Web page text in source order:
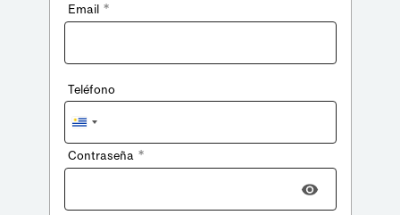
Email *
Teléfono
Uruguay
+598
Contraseña *